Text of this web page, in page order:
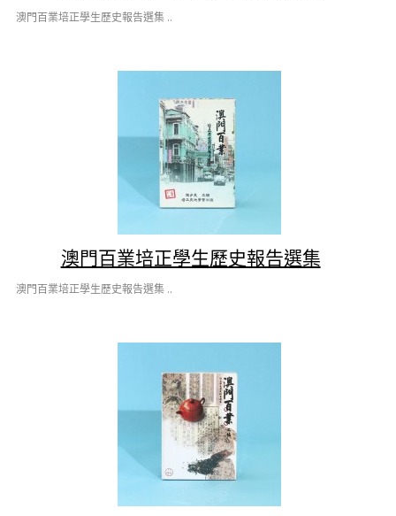
澳門百業培正學生歷史報告選集 ..
澳門百業培正學生歷史報告選集
澳門百業培正學生歷史報告選集 ..